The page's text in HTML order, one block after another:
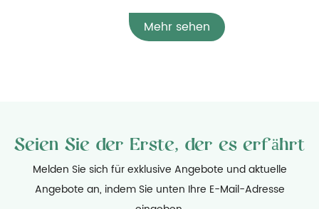
Pet Supplies Co., Ltd. bietet eine breite Palette von
Holzkatzenmöbeln an, von einfachen kleinen
die spezifischen Abmessungen der Möbel sorgfältig
messen und den verfügbaren Heimatraum
bewerten, um sicherzustellen, dass die Möbel
Mehr sehen
Seien Sie der Erste, der es erfährt
Melden Sie sich für exklusive Angebote und aktuelle
Angebote an, indem Sie unten Ihre E-Mail-Adresse